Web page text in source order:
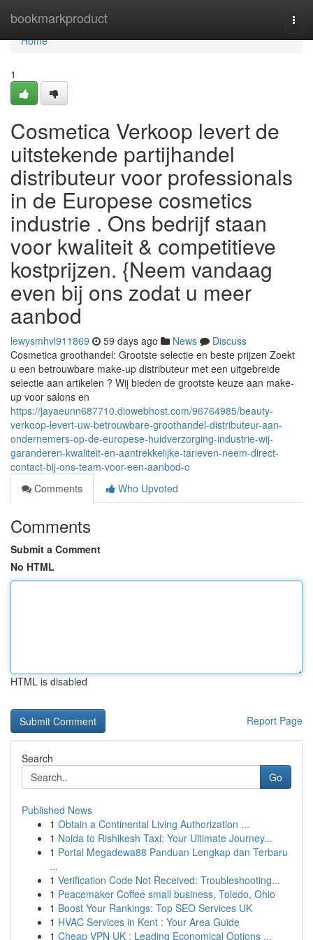
bookmarkproduct
Home
Home
1
Cosmetica Verkoop levert de
uitstekende partijhandel
distributeur voor professionals
in de Europese cosmetics
industrie . Ons bedrijf staan
voor kwaliteit & competitieve
kostprijzen. {Neem vandaag
even bij ons zodat u meer
aanbod
lewysmhvl911869 59 days ago News
Discuss
Cosmetica groothandel: Grootste selectie en beste prijzen Zoekt
u een betrouwbare make-up distributeur met een uitgebreide
selectie aan artikelen ? Wij bieden de grootste keuze aan make-
up voor salons en
https://jayaeunn687710.diowebhost.com/96764985/beauty-
verkoop-levert-uw-betrouwbare-groothandel-distributeur-aan-
ondernemers-op-de-europese-huidverzorging-industrie-wij-
garanderen-kwaliteit-en-aantrekkelijke-tarieven-neem-direct-
contact-bij-ons-team-voor-een-aanbod-o
Comments
Who Upvoted
Comments
Submit a Comment
No HTML
HTML is disabled
Report Page
Search
Go
Published News
1 Obtain a Continental Living Authorization ...
1 Noida to Rishikesh Taxi: Your Ultimate Journey...
1 Portal Megadewa88 Panduan Lengkap dan Terbaru
...
1 Verification Code Not Received: Troubleshooting...
1 Peacemaker Coffee small business, Toledo, Ohio
1 Boost Your Rankings: Top SEO Services UK
1 HVAC Services in Kent : Your Area Guide
1 Cheap VPN UK : Leading Economical Options ...